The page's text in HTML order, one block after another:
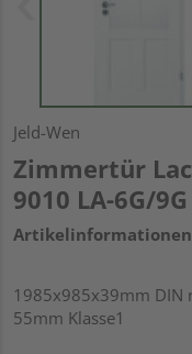
Jeld-Wen
Zimmertür
9010 LA-6G/
Artikelinformationen
1985x985x39mm DIN
55mm Klasse1